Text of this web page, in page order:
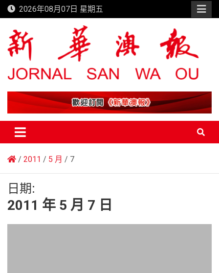
Skip
to
content
2026年08月07日 星期五
新華澳報
2011 5 月 7
日期:
2011 年 5 月 7 日